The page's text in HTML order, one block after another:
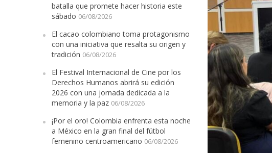
batalla que promete hacer historia este
sábado 06/08/2026
El cacao colombiano toma protagonismo
con una iniciativa que resalta su origen y
tradición 06/08/2026
El Festival Internacional de Cine por los
Derechos Humanos abrirá su edición
2026 con una jornada dedicada a la
memoria y la paz 06/08/2026
¡Por el oro! Colombia enfrenta esta noche
a México en la gran final del fútbol
femenino centroamericano 06/08/2026